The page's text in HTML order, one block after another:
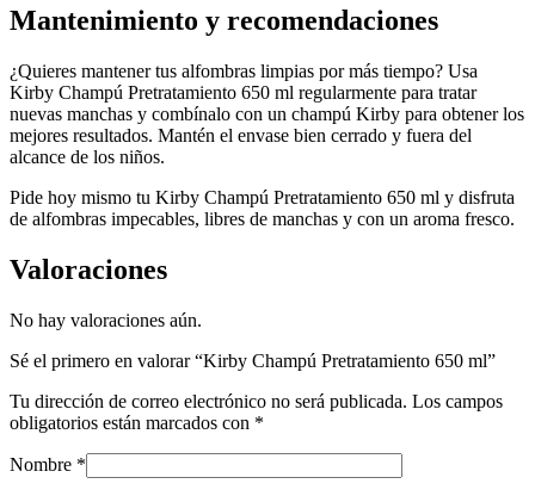
Mantenimiento y recomendaciones
¿Quieres mantener tus alfombras limpias por más tiempo? Usa
Kirby Champú Pretratamiento 650 ml regularmente para tratar
nuevas manchas y combínalo con un champú Kirby para obtener los
mejores resultados. Mantén el envase bien cerrado y fuera del
alcance de los niños.
Pide hoy mismo tu Kirby Champú Pretratamiento 650 ml y disfruta
de alfombras impecables, libres de manchas y con un aroma fresco.
Valoraciones
No hay valoraciones aún.
Sé el primero en valorar “Kirby Champú Pretratamiento 650 ml”
Tu dirección de correo electrónico no será publicada. Los campos
obligatorios están marcados con *
Nombre *